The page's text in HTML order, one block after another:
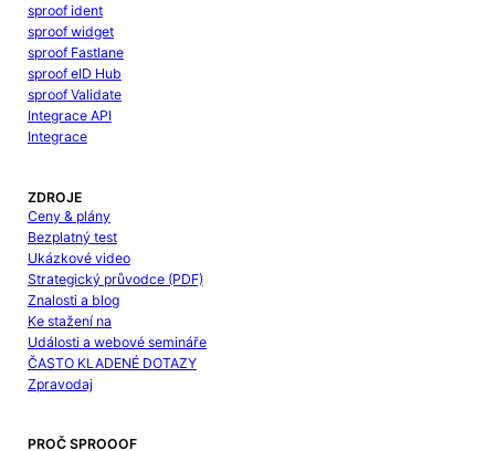
sproof ident
sproof widget
sproof Fastlane
sproof eID Hub
sproof Validate
Integrace API
Integrace
ZDROJE
Ceny & plány
Bezplatný test
Ukázkové video
Strategický průvodce (PDF)
Znalosti a blog
Ke stažení na
Události a webové semináře
ČASTO KLADENÉ DOTAZY
Zpravodaj
PROČ SPROOOF